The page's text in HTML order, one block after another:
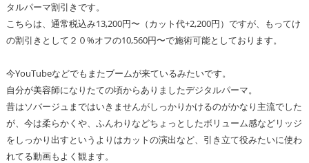
タルパーマ割引きです。
こちらは、通常税込み13,200円〜（カット代+2,200円）ですが、もってけ
の割引きとして２０%オフの10,560円〜で施術可能としております。
今YouTubeなどでもまたブームが来ているみたいです。
自分が美容師になりたての頃からありましたデジタルパーマ。
昔はソバージュまではいきませんがしっかりかけるのがかなり主流でした
が、今は柔らかくや、ふんわりなどちょっとしたボリューム感などリッジ
をしっかり出すというよりはカットの演出など、引き立て役みたいに使わ
れてる動画もよく観ます。